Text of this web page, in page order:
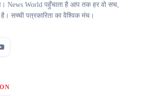
News World पहुँचाता है आप तक हर वो सच,
सच्ची पत्रकारिता का वैश्विक मंच।